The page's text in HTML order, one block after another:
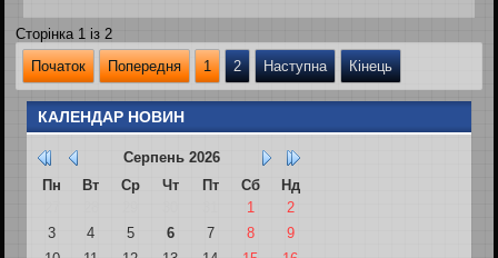
Сторінка 1 із 2
Початок
Попередня 1 2 Наступна Кінець
КАЛЕНДАР НОВИН
Серпень 2026
Пн
Вт Ср Чт Пт Сб
Нд
1
2
3
4 5 6 7 8
9